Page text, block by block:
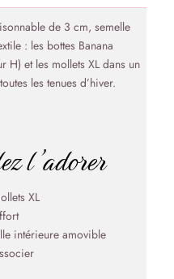
de 3 cm, semelle
: les bottes Banana
H) et les mollets XL dans un
les tenues d’hiver.
l’adorer
XL
intérieure amovible